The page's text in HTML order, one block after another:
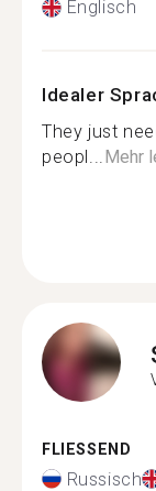
Englisch
Idealer
They just
peopl...Mehr
FLIESSEND
Russisch